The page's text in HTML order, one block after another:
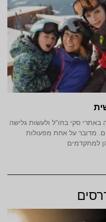
באתרי סקי בחו"ל ולעשות גלישה
מדובר על אחת מפעולות
למתקדמים